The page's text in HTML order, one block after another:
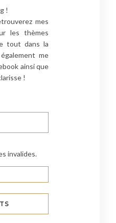
!
mes
les thèmes
tout dans la
me
ainsi que
!
invalides.